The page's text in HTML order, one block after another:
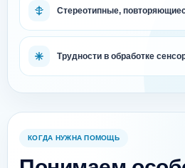
Стереотипные,
Трудности в обработке
КОГДА НУЖНА ПОМОЩЬ